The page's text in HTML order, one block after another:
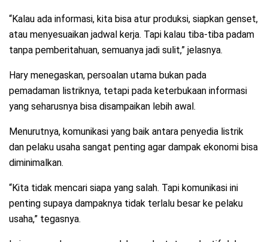
“Kalau ada informasi, kita bisa atur produksi, siapkan genset,
atau menyesuaikan jadwal kerja. Tapi kalau tiba-tiba padam
tanpa pemberitahuan, semuanya jadi sulit,” jelasnya.
Hary menegaskan, persoalan utama bukan pada
pemadaman listriknya, tetapi pada keterbukaan informasi
yang seharusnya bisa disampaikan lebih awal.
Menurutnya, komunikasi yang baik antara penyedia listrik
dan pelaku usaha sangat penting agar dampak ekonomi bisa
diminimalkan.
“Kita tidak mencari siapa yang salah. Tapi komunikasi ini
penting supaya dampaknya tidak terlalu besar ke pelaku
usaha,” tegasnya.